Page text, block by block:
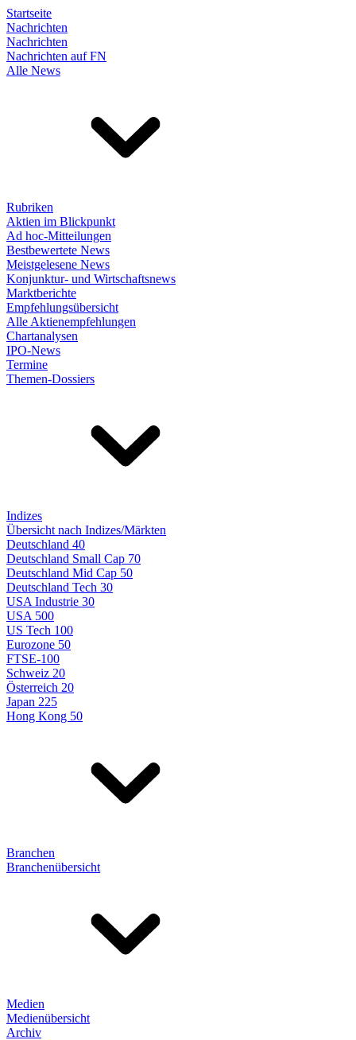
Startseite
Nachrichten
Nachrichten
Nachrichten auf FN
Alle News
Rubriken
Aktien im Blickpunkt
Ad hoc-Mitteilungen
Bestbewertete News
Meistgelesene News
Konjunktur- und Wirtschaftsnews
Marktberichte
Empfehlungsübersicht
Alle Aktienempfehlungen
Chartanalysen
IPO-News
Termine
Themen-Dossiers
Indizes
Übersicht nach Indizes/Märkten
Deutschland 40
Deutschland Small Cap 70
Deutschland Mid Cap 50
Deutschland Tech 30
USA Industrie 30
USA 500
US Tech 100
Eurozone 50
FTSE-100
Schweiz 20
Österreich 20
Japan 225
Hong Kong 50
Branchen
Branchenübersicht
Medien
Medienübersicht
Archiv